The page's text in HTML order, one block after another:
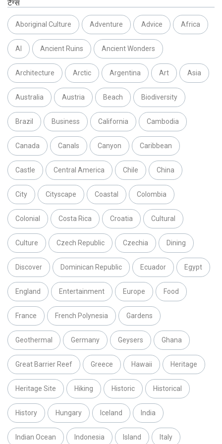
टैग्स
Aboriginal Culture Adventure Advice Africa
AI Ancient Ruins Ancient Wonders
Architecture Arctic Argentina Art Asia
Australia Austria Beach Biodiversity
Brazil Business California Cambodia
Canada Canals Canyon Caribbean
Castle Central America Chile China
City Cityscape Coastal Colombia
Colonial Costa Rica Croatia Cultural
Culture Czech Republic Czechia Dining
Discover Dominican Republic Ecuador Egypt
England Entertainment Europe Food
France French Polynesia Gardens
Geothermal Germany Geysers Ghana
Great Barrier Reef Greece Hawaii Heritage
Heritage Site Hiking Historic Historical
History Hungary Iceland India
Indian Ocean Indonesia Island Italy